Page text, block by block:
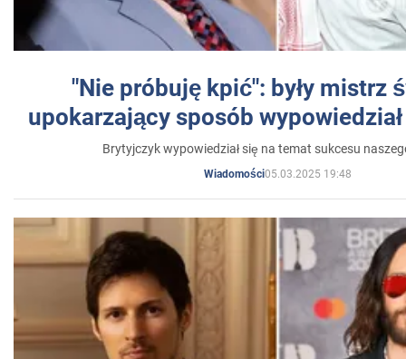
"Nie próbuję kpić": były mistrz
upokarzający sposób
Brytyjczyk wypowiedział się na temat sukcesu
Wiadomości05.03.2025 19:48